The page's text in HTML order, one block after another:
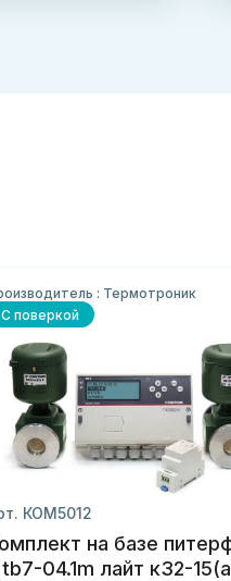
: Термотроник
С поверкой
КОМ5012
на базе
04.1m лайт к32-